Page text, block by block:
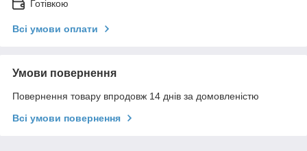
Готівкою
Всі умови оплати
Умови повернення
Повернення товару впродовж 14 днів за домовленістю
Всі умови повернення